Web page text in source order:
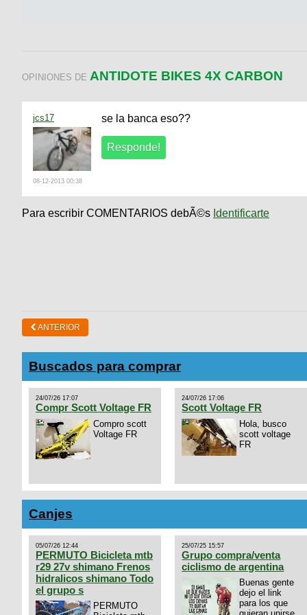
OPINIONES DE ANTIDOTE BIKES 4X CARBON
jcs17
08-12-2013 00:38
se la banca eso??
Para escribir COMENTARIOS debÃ©s Identificarte
ANTERIOR
Buscados para comprar
24/07/26 17:07
Compr Scott Voltage FR
Compro scott
Voltage FR
24/07/26 17:06
Scott Voltage FR
Hola, busco
scott voltage
FR
Canjes
05/07/26 12:44
PERMUTO Bicicleta mtb
r29 27v shimano Frenos
hidralicos shimano Todo
el grupo s
PERMUTO
25/07/25 15:57
Grupo compra/venta
ciclismo de argentina
Buenas gente
dejo el link
para los que